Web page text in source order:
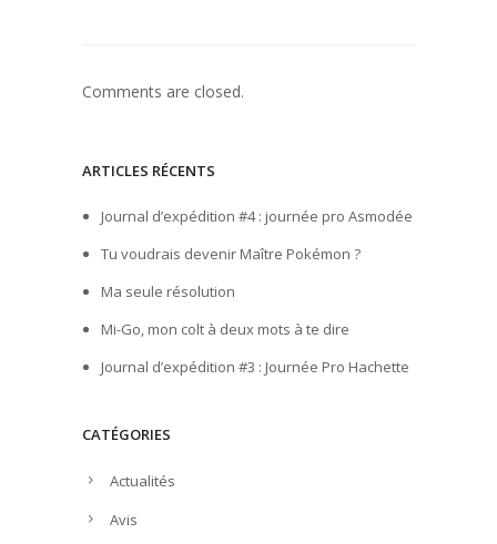
Comments are closed.
ARTICLES RÉCENTS
Journal d’expédition #4 : journée pro Asmodée
Tu voudrais devenir Maître Pokémon ?
Ma seule résolution
Mi-Go, mon colt à deux mots à te dire
Journal d’expédition #3 : Journée Pro Hachette
CATÉGORIES
Actualités
Avis